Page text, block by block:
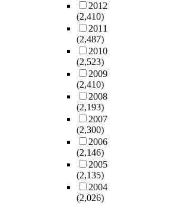
2012
(2,410)
2011
(2,487)
2010
(2,523)
2009
(2,410)
2008
(2,193)
2007
(2,300)
2006
(2,146)
2005
(2,135)
2004
(2,026)